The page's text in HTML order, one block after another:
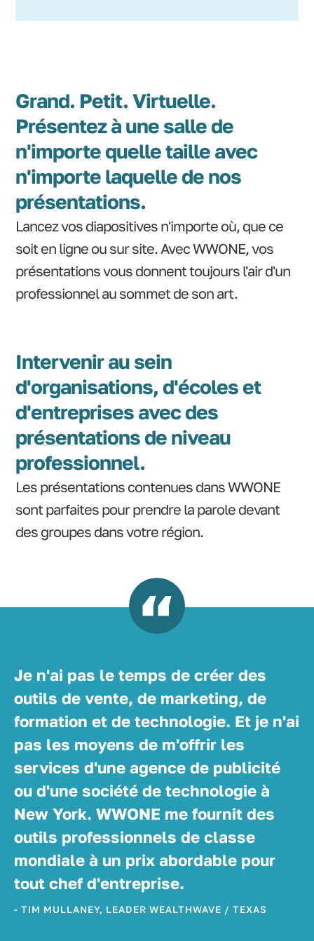
Grand. Petit. Virtuelle.
Présentez à une salle de
n'importe quelle taille avec
n'importe laquelle de nos
présentations.
Lancez vos diapositives n'importe où, que ce
soit en ligne ou sur site. Avec WWONE, vos
présentations vous donnent toujours l'air d'un
professionnel au sommet de son art.
Intervenir au sein
d'organisations, d'écoles et
d'entreprises avec des
présentations de niveau
professionnel.
Les présentations contenues dans WWONE
sont parfaites pour prendre la parole devant
des groupes dans votre région.
Je n'ai pas le temps de créer des
outils de vente, de marketing, de
formation et de technologie. Et je n'ai
pas les moyens de m'offrir les
services d'une agence de publicité
ou d'une société de technologie à
New York. WWONE me fournit des
outils professionnels de classe
mondiale à un prix abordable pour
tout chef d'entreprise.
- TIM MULLANEY, LEADER WEALTHWAVE / TEXAS